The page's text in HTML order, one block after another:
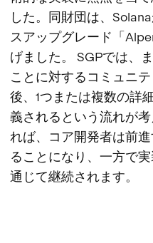
した。同財団は、
スアップグレード「
げました。 SGPでは、
ことに対するコミュニ
後、1つまたは複数の詳
義されるという流れが
れば、コア開発者は前
ることになり、一方で
通じて継続されます。